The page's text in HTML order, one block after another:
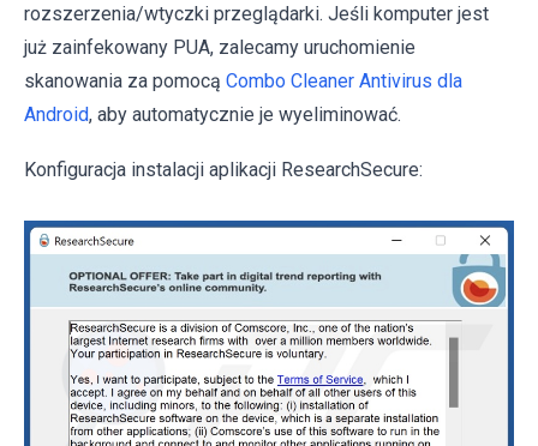
rozszerzenia/wtyczki przeglądarki. Jeśli komputer jest
już zainfekowany PUA, zalecamy uruchomienie
skanowania za pomocą Combo Cleaner Antivirus dla
Android, aby automatycznie je wyeliminować.
Konfiguracja instalacji aplikacji ResearchSecure: